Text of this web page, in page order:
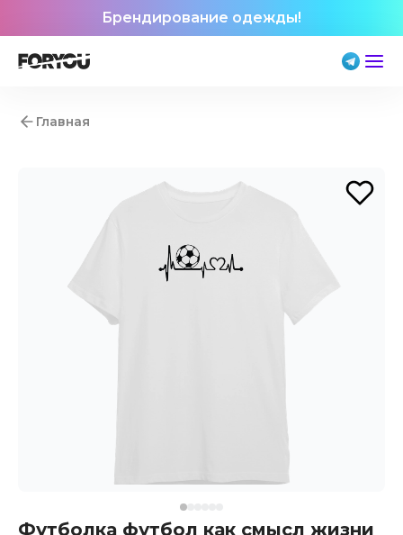
Брендирование одежды!
Главная
Футболка футбол как смысл жизни